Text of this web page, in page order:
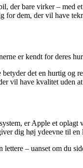
der bare virker – med
dem, der vil have
er kendt for deres
det en hurtig og
vil have kvalitet uden
er Apple et
dig høj ydeevne til en
– uanset om du